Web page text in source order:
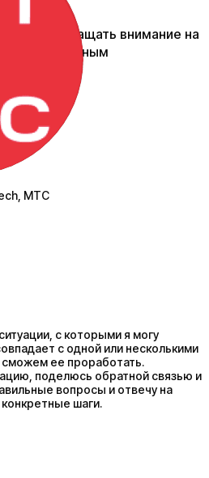
на что обращать внимание на
кажется важным​
, МТС
с которыми я могу
с одной или несколькими
сможем ее проработать.
поделюсь обратной связью и
вопросы и отвечу на
шаги.